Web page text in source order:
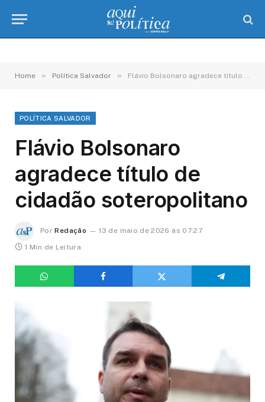
Home » Política Salvador » Flávio Bolsonaro agradece título de cidadão soteropolitano
POLÍTICA SALVADOR
Flávio Bolsonaro
agradece título de
cidadão soteropolitano
Por Redação
13 de maio de 2026 às 07:27
1 Min de Leitura